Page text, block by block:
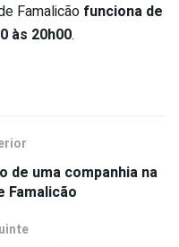
Famalicão funciona de
às 20h00.
de uma companhia na
Famalicão